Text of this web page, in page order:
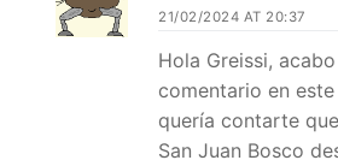
21/02/2024 AT 20:37
Hola Greissi,
comentario en
quería contarte
San Juan Bosco